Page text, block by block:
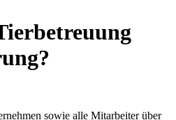
sowie alle Mitarbeiter über